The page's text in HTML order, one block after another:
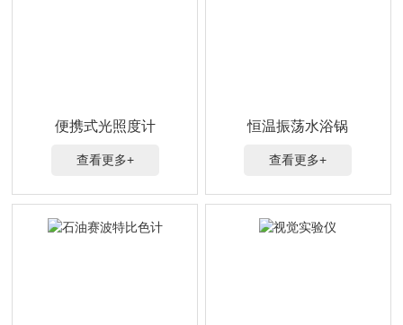
便携式光照度计
查看更多+
恒温振荡水浴锅
查看更多+